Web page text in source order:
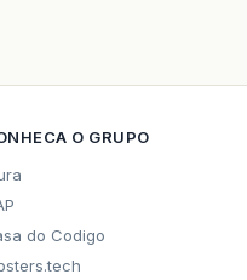
O GRUPO
do Codigo